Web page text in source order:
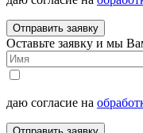
Отправить заявку
Оставьте заявку и мы
даю согласие на
Отправить заявку